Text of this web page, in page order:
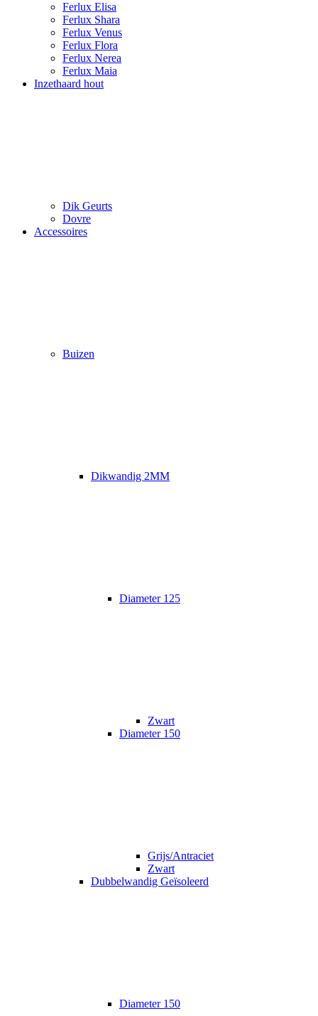
Ferlux Elisa
Ferlux Shara
Ferlux Venus
Ferlux Flora
Ferlux Nerea
Ferlux Maia
Inzethaard hout
Dik Geurts
Dovre
Accessoires
Buizen
Dikwandig 2MM
Diameter 125
Zwart
Diameter 150
Grijs/Antraciet
Zwart
Dubbelwandig Geïsoleerd
Diameter 150